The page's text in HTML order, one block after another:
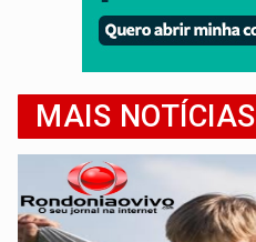
MAIS NOTÍCIAS